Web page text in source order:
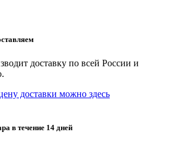
доставку по всей России и
доставки можно здесь
в течение 14 дней